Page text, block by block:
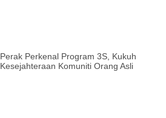
Perak Perkenal Program 3S, Kukuh
Kesejahteraan Komuniti Orang Asli